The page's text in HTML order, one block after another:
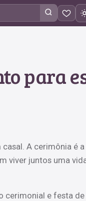
frases
para
A cerimônia é a
viver juntos uma
cerimonial e festa de